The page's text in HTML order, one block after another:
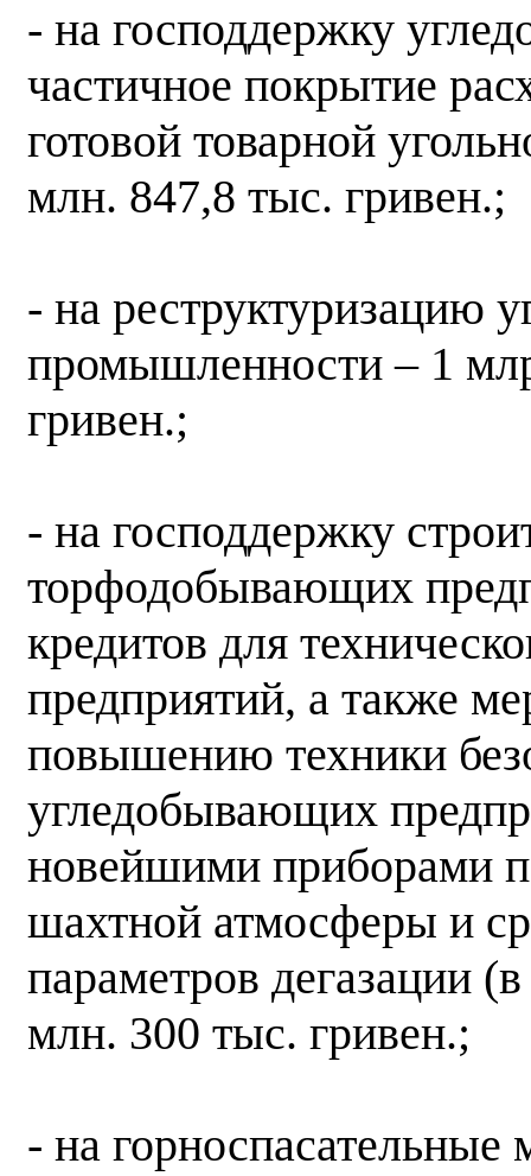
- на господдержку
частичное покрытие
готовой товарной
млн. 847,8 тыс. гривен.;
- на реструктуризацию
промышленности – 1
гривен.;
- на господдержку
торфодобывающих
кредитов для
предприятий, а также
повышению техники
угледобывающих
новейшими приборами
шахтной атмосферы и
параметров дегазации
млн. 300 тыс. гривен.;
- на горноспасательные